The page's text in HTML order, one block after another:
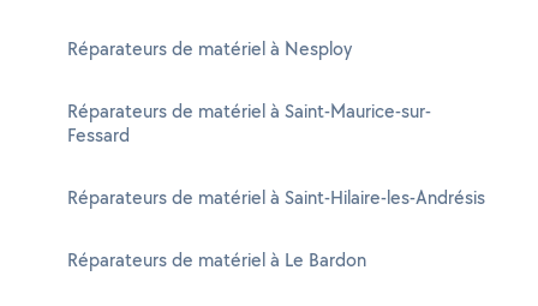
Réparateurs de matériel à Nesploy
Réparateurs de matériel à Saint-Maurice-sur-
Fessard
Réparateurs de matériel à Saint-Hilaire-les-Andrésis
Réparateurs de matériel à Le Bardon